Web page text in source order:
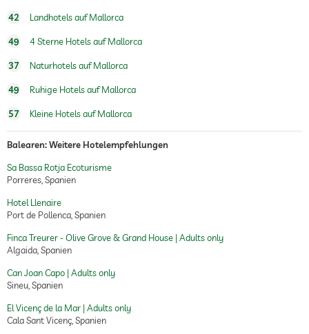
42 Landhotels auf Mallorca
49 4 Sterne Hotels auf Mallorca
37 Naturhotels auf Mallorca
49 Ruhige Hotels auf Mallorca
57 Kleine Hotels auf Mallorca
Balearen: Weitere Hotelempfehlungen
Sa Bassa Rotja Ecoturisme
Porreres, Spanien
Hotel Llenaire
Port de Pollenca, Spanien
Finca Treurer - Olive Grove & Grand House | Adults only
Algaida, Spanien
Can Joan Capo | Adults only
Sineu, Spanien
El Vicenç de la Mar | Adults only
Cala Sant Vicenç, Spanien